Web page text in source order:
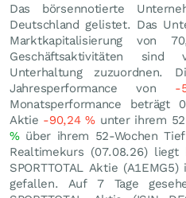
Das börsennotierte
Deutschland gelistet. Das
Marktkapitalisierung von
Geschäftsaktivitäten sind
Unterhaltung zuzuordnen.
Jahresperformance von -
Monatsperformance beträgt
Aktie -90,24% unter ihrem
%über ihrem 52-Wochen
Realtimekurs (07.08.26) liegt
SPORTTOTAL Aktie
gefallen. Auf 7 Tage